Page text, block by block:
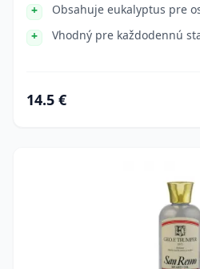
Obsahuje eukalyptus pre
Vhodný pre každodennú
14.5 €